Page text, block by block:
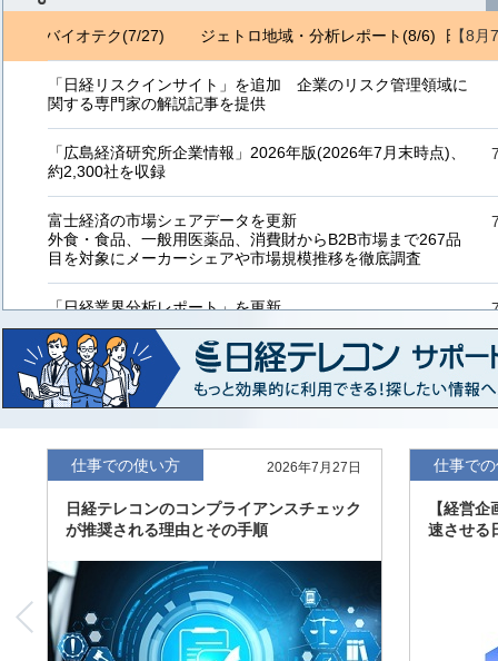
【8月
日経バイオテク(7/27) ジェトロ地域・分析レポート(8/6) 日経バ
「日経リスクインサイト」を追加 企業のリスク管理領域に
関する専門家の解説記事を提供
「広島経済研究所企業情報」2026年版(2026年7月末時点)、
約2,300社を収録
富士経済の市場シェアデータを更新
外食・食品、一般用医薬品、消費財からB2B市場まで267品
目を対象にメーカーシェアや市場規模推移を徹底調査
「日経業界分析レポート」を更新
「工業用プラスチック製品」「システムインテグレーター」
など20業界の内容を刷新
「東洋経済海外進出企業情報」の2026年版、約3万6千社を
収録
「東洋経済外資系企業情報」の2026年版、約3,100社を収録
「日経POS情報マーケットレポート」の最新版、10～3月実
績の市場動向を速報
「東洋経済会社四季報」2026年夏号に更新、新たに2027年
度の予想を実施
仕事での使い方 2026年7月27日
日経テレコンのコンプライアンスチェック
が推奨される理由とその手順
仕事で
【経営
速させる